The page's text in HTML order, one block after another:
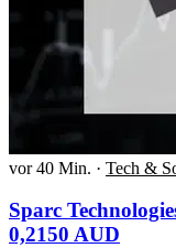
vor 40 Min. · Tech &
Sparc
0,2150 AUD